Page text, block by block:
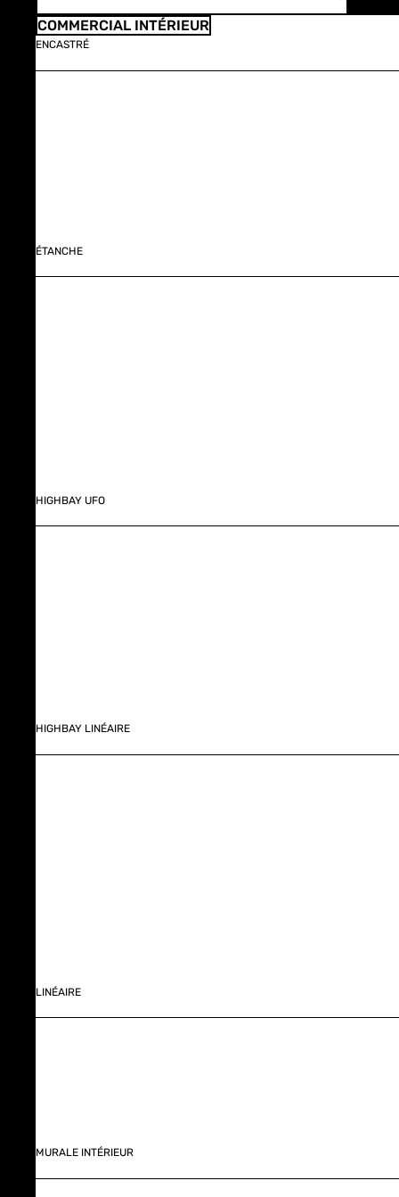
COMMERCIAL INTÉRIEUR
ENCASTRÉ
ÉTANCHE
HIGHBAY UFO
HIGHBAY LINÉAIRE
LINÉAIRE
MURALE INTÉRIEUR